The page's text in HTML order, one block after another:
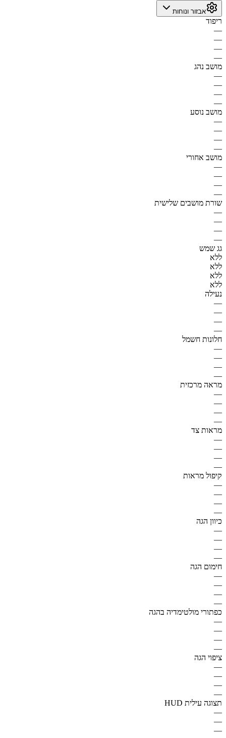
אבזור ונוחות
ריפוד
—
—
—
—
מושב נהג
—
—
—
—
מושב נוסע
—
—
—
—
מושב אחורי
—
—
—
—
שורת מושבים שלישית
—
—
—
—
גג שמש
ללא
ללא
ללא
ללא
נעילה
—
—
—
—
חלונות חשמל
—
—
—
—
מראה מרכזית
—
—
—
—
מראות צד
—
—
—
—
קיפול מראות
—
—
—
—
כיוון הגה
—
—
—
—
חימום הגה
—
—
—
—
כפתורי מולטימדיה בהגה
—
—
—
—
ציפוי הגה
—
—
—
—
תצוגה עילית HUD
—
—
—